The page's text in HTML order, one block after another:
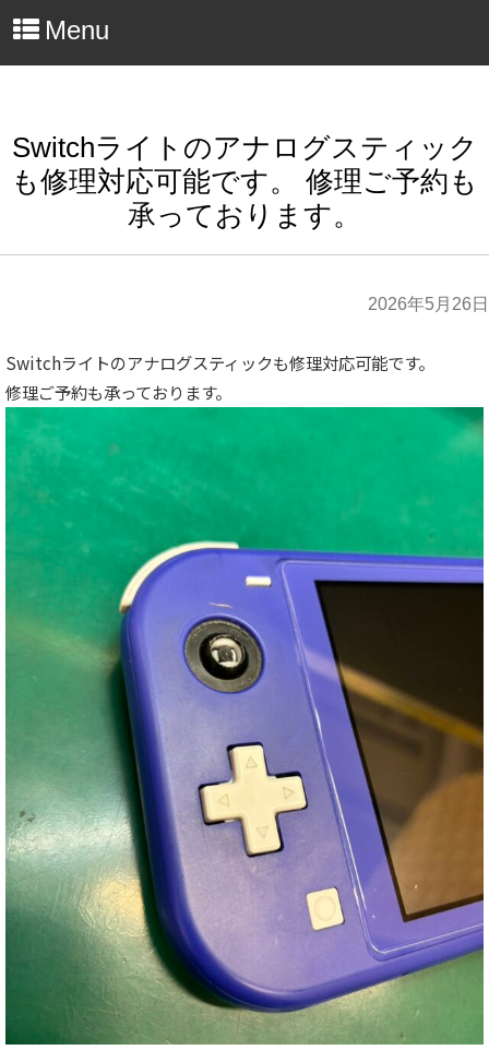
Menu
Switchライトのアナログスティック
も修理対応可能です。 修理ご予約も
承っております。
2026年5月26日
Switchライトのアナログスティックも修理対応可能です。
修理ご予約も承っております。